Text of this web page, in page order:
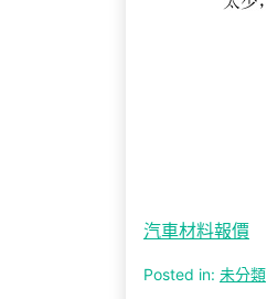
汽車材料報價
Posted in: 未分類